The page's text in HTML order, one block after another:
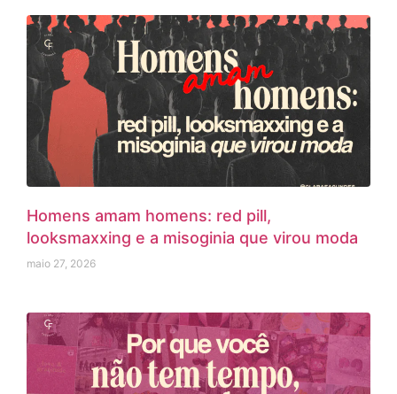
Homens amam homens: red pill,
looksmaxxing e a misoginia que virou moda
maio 27, 2026